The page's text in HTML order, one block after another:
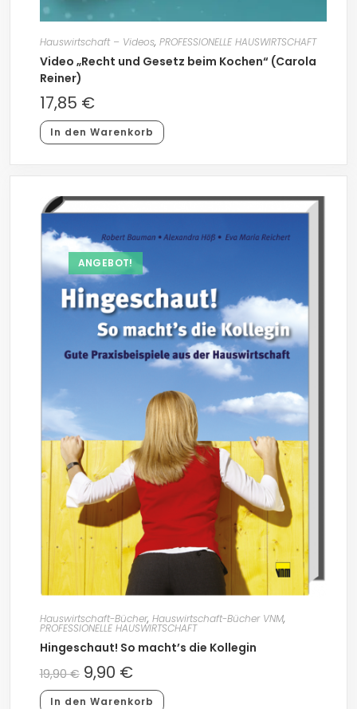
Hauswirtschaft – Videos, PROFESSIONELLE HAUSWIRTSCHAFT
Video „Recht und Gesetz beim Kochen“ (Carola
Reiner)
17,85 €
In den Warenkorb
ANGEBOT!
Hauswirtschaft-Bücher, Hauswirtschaft-Bücher VNM,
PROFESSIONELLE HAUSWIRTSCHAFT
Hingeschaut! So macht’s die Kollegin
19,90€ 9,90 €
In den Warenkorb